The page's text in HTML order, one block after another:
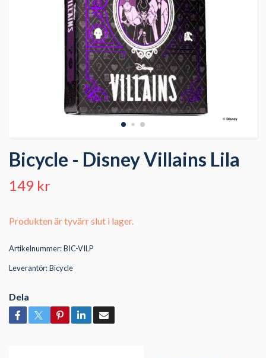
Bicycle - Disney Villains Lila
149 kr
Produkten är tyvärr slut i lager.
Artikelnummer:BIC-VILP
Leverantör:Bicycle
Dela